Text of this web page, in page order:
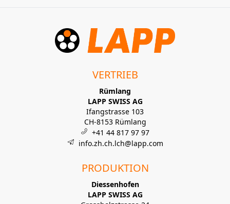
VERTRIEB
Rümlang
LAPP SWISS AG
Ifangstrasse 103
CH-8153 Rümlang
+41 44 817 97 97
info.zh.ch.lch@lapp.com
PRODUKTION
Diessenhofen
LAPP SWISS AG